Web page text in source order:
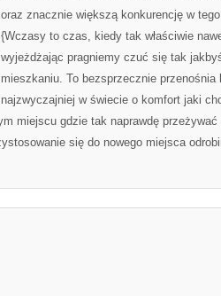
CHCEMY
SIĘ
JAKBYŚMY
BYLI
W
DOMU
oraz znacznie większą konkurencję w
{Wczasy to czas, kiedy tak właściwie
wyjeżdżając pragniemy czuć się tak
mieszkaniu. To bezsprzecznie przenośnia
najzwyczajniej w świecie o komfort jaki
miejscu gdzie tak naprawdę przeżywać
się do nowego miejsca